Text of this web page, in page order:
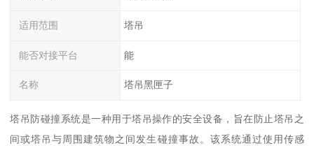
适用范围 塔吊
能否对接平台 能
名称 塔吊黑匣子
塔吊防碰撞系统是一种用于塔吊操作的安全设备，旨在防止塔吊之
间或塔吊与周围建筑物之间发生碰撞事故。该系统通过使用传感